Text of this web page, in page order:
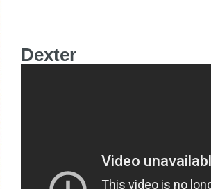
Dexter